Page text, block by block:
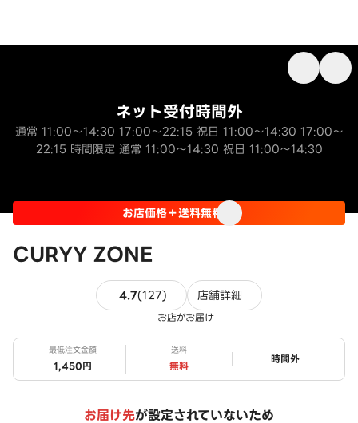
CURYY ZONE
ネット受付時間外
通常 11:00～14:30 17:00～22:15 祝日 11:00～14:30 17:00～
22:15 時間限定 通常 11:00～14:30 祝日 11:00～14:30
お店価格＋送料無料
4.7(127) 127件のレビュー
店舗詳細
お店がお届け
最低注文金額
1,450円
送料
無料 ステータス
時間外
お届け先が設定されていないため